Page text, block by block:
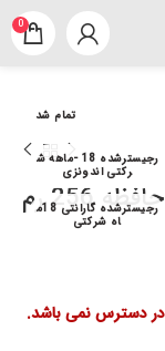
0
تمام شد
رجیسترشده 18 -ماهه ش
رکتی اندونزی
رجیسترشده گارانتی 18م
اه شرکتی
گوشی شیائومی Redmi13 4G | حافظه 256 رم
دسترس نمی باشد.